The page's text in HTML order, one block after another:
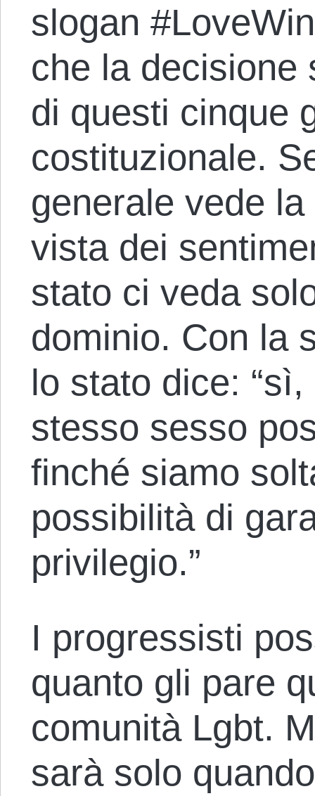
slogan
che la decisione
di questi cinque
costituzionale.
generale vede
vista dei
stato ci veda
dominio. Con la
lo stato dice:
stesso sesso
finché siamo
possibilità di
privilegio.”
I progressisti
quanto gli pare
comunità Lgbt.
sarà solo